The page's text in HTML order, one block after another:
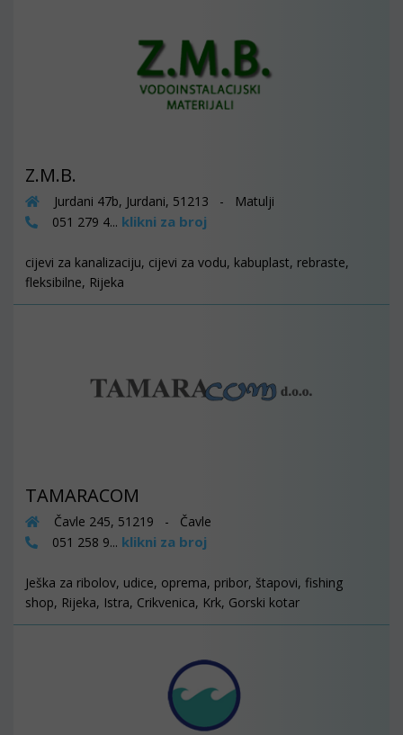
Z.M.B.
Jurdani 47b, Jurdani, 51213 - Matulji
051 279 4... klikni za broj
cijevi za kanalizaciju, cijevi za vodu, kabuplast, rebraste,
fleksibilne, Rijeka
TAMARACOM
Čavle 245, 51219 - Čavle
051 258 9... klikni za broj
Ješka za ribolov, udice, oprema, pribor, štapovi, fishing
shop, Rijeka, Istra, Crikvenica, Krk, Gorski kotar